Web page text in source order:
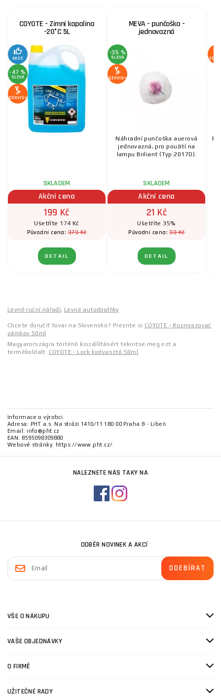
COYOTE - Zimní kapalina
-20°C 5L
AKCE
-47 %
SLEVA
SERVIS+
SKLADEM
Akční cena
199 Kč
Ušetříte 174 Kč
Původní cena:373 Kč
DETAIL
MEVA - punčoška -
jednovazná
-35 %
SLEVA
SERVIS+
Náhradní punčoška auerová
jednovazná, pro použití na
lampu Briliant (Typ:2017D).
SKLADEM
Akční cena
21 Kč
Ušetříte 35%
Původní cena:33 Kč
DETAIL
Levné ruční nářadí, Levné autodoplňky
Chcete doručiť tovar na Slovensko? Prezrite si COYOTE - Rozmrazovač
zámkov 50ml
Magyarországra történő kiszállításért tekintse meg ezt a
termékoldalt: COYOTE - Lock kiolvasztó 50ml
Informace o výrobci
Adresa: PHT a.s. Na stráži 1410/11 180 00 Praha 8 - Libeň
Email: info@pht.cz
EAN: 8595098309880
Webové stránky: https://www.pht.cz/
NALEZNETE NÁS TAKY NA
ODBĚR NOVINEK A AKCÍ
VŠE O NÁKUPU
VAŠE OBJEDNÁVKY
O FIRMĚ
UŽITEČNÉ RADY